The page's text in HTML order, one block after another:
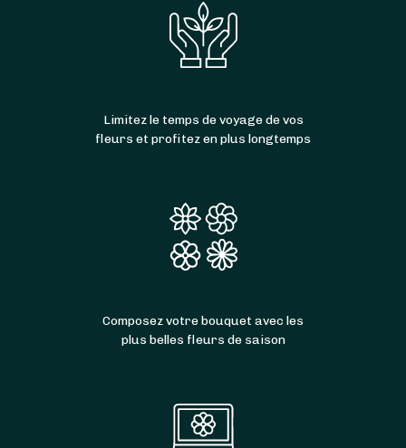
Limitez le temps de voyage de vos
fleurs et profitez en plus longtemps
Composez votre bouquet avec les
plus belles fleurs de saison